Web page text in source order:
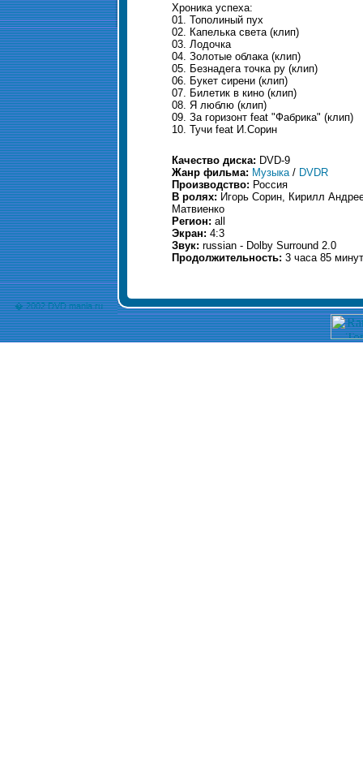
Хроника успеха:
01. Тополиный пух
02. Капелька света (клип)
03. Лодочка
04. Золотые облака (клип)
05. Безнадега точка ру (клип)
06. Букет сирени (клип)
07. Билетик в кино (клип)
08. Я люблю (клип)
09. За горизонт feat "Фабрика" (клип)
10. Тучи feat И.Сорин
Качество диска: DVD-9
Жанр фильма: Музыка/ DVDR
Производство: Россия
В ролях: Игорь Сорин, Кирилл
Матвиенко
Регион: all
Экран: 4:3
Звук: russian - Dolby Surround 2.0
Продолжительность: 3 часа 85 минут
� 2002 DVD mania.ru